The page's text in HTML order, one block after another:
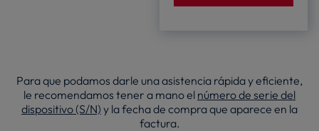
Para que podamos darle una asistencia rápida y eficiente,
le recomendamos tener a mano el número de serie del
dispositivo (S/N) y la fecha de compra que aparece en la
factura.